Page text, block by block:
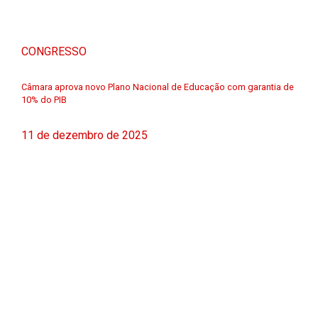
CONGRESSO
Câmara aprova novo Plano Nacional de Educação com garantia de
10% do PIB
11 de dezembro de 2025